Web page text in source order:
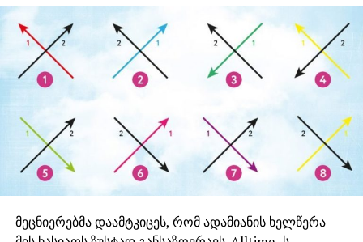
მეცნიერებმა დაამტკიცეს, რომ ადამიანის ხელწერა